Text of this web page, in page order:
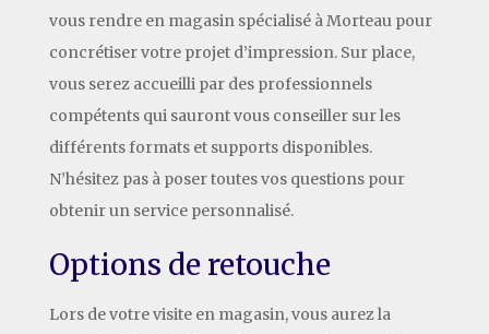
vous rendre en magasin spécialisé à Morteau pour
concrétiser votre projet d’impression. Sur place,
vous serez accueilli par des professionnels
compétents qui sauront vous conseiller sur les
différents formats et supports disponibles.
N’hésitez pas à poser toutes vos questions pour
obtenir un service personnalisé.
Options de retouche
Lors de votre visite en magasin, vous aurez la